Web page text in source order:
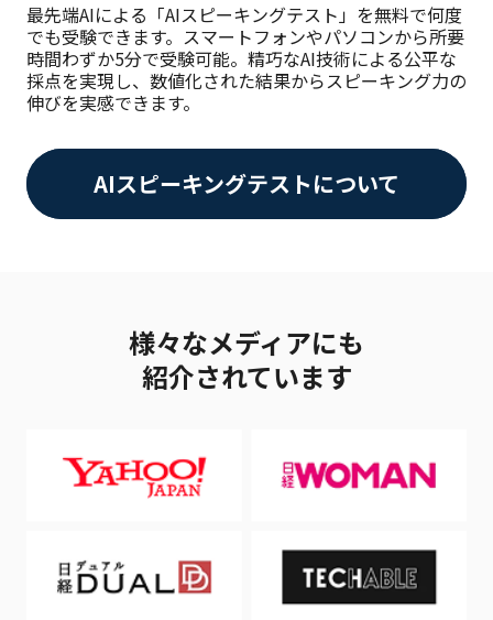
最先端AIによる「AIスピーキングテスト」を無料で何度
でも受験できます。スマートフォンやパソコンから所要
時間わずか5分で受験可能。精巧なAI技術による公平な
採点を実現し、数値化された結果からスピーキング力の
伸びを実感できます。
AIスピーキングテストについて
様々なメディアにも
紹介されています